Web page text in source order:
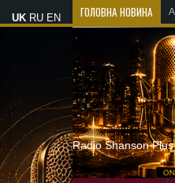
ГОЛОВНА НОВИНА
Radio Shanson Plus
UK RU EN